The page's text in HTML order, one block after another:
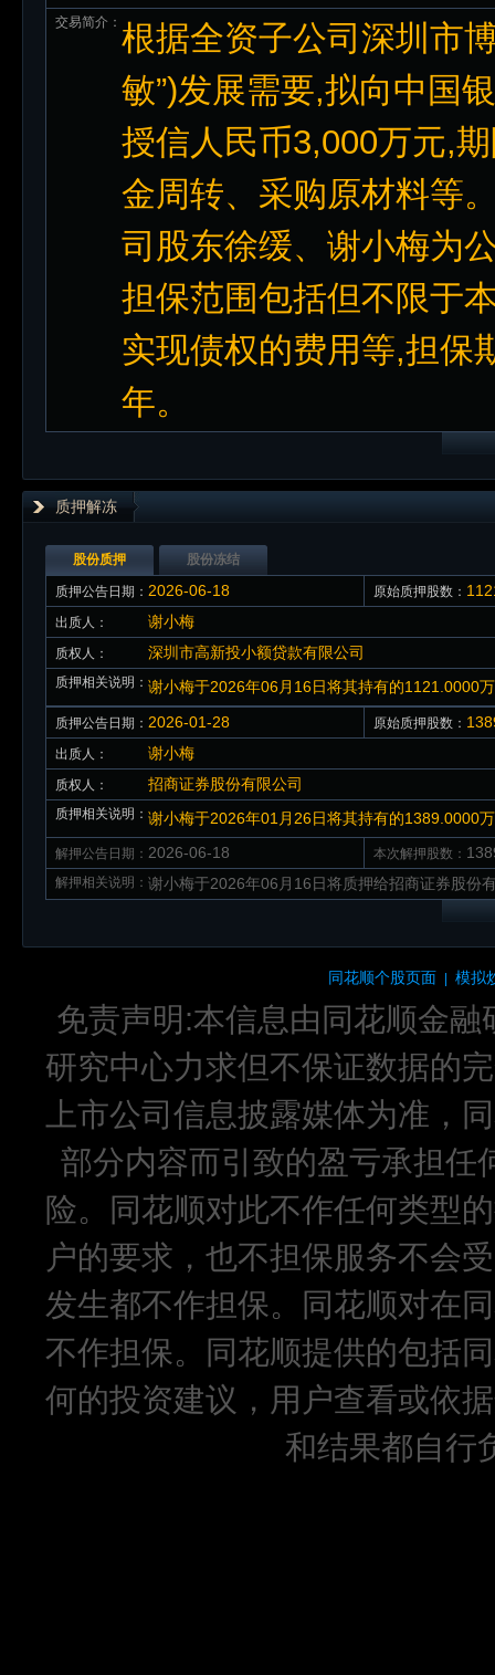
交易简介： 根据全资子公司深圳市
敏”)发展需要,拟向中国
授信人民币3,000万元,
金周转、采购原材料等
司股东徐缓、谢小梅为
担保范围包括但不限于
实现债权的费用等,担保
年。
质押解冻
股份质押 股份冻结
质押公告日期： 2026-06-18 原始质押股数：
出质人： 谢小梅
质权人： 深圳市高新投小额贷款有限公司
质押相关说明： 谢小梅于2026年06月16日将其持有的1121.0000
质押公告日期： 2026-01-28 原始质押股数：
出质人： 谢小梅
质权人： 招商证券股份有限公司
质押相关说明： 谢小梅于2026年01月26日将其持有的1389.0000
解押公告日期： 2026-06-18 本次解押股数：
解押相关说明： 谢小梅于2026年06月16日将质押给招商证券股份
同花顺个股页面 模拟
免责声明:本信息由同花顺金
研究中心力求但不保证数据的
上市公司信息披露媒体为准，
部分内容而引致的盈亏承担任
险。同花顺对此不作任何类型
户的要求，也不担保服务不会
发生都不作担保。同花顺对在
不作担保。同花顺提供的包括
何的投资建议，用户查看或依
和结果都自行